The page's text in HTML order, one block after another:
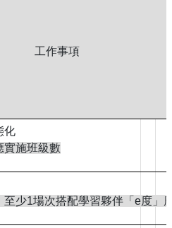
工作事項
化
實施班級數
至少1場次搭配學習夥伴「e度」